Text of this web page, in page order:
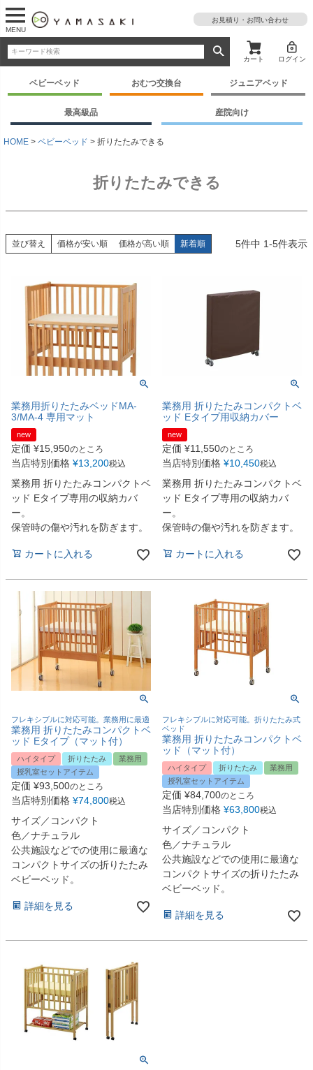
MENU
お見積り・お問い合わせ
カート ログイン
ベビーベッド おむつ交換台 ジュニアベッド
最高級品 産院向け
HOME ベビーベッド 折りたたみできる
折りたたみできる
並び替え 価格が安い順 価格が高い順 新着順 5件中 1-5件表示
業務用折りたたみベッドMA-
3/MA-4 専用マット
new
定価 ¥15,950のところ
当店特別価格 ¥13,200税込
業務用 折りたたみコンパクトベ
ッド Eタイプ専用の収納カバ
ー。
保管時の傷や汚れを防ぎます。
カートに入れる
業務用 折りたたみコンパクトベ
ッド Eタイプ用収納カバー
new
定価 ¥11,550のところ
当店特別価格 ¥10,450税込
業務用 折りたたみコンパクトベ
ッド Eタイプ専用の収納カバ
ー。
保管時の傷や汚れを防ぎます。
カートに入れる
フレキシブルに対応可能。業務用に最適
業務用 折りたたみコンパクトベ
ッド Eタイプ（マット付）
ハイタイプ 折りたたみ
業務用
授乳室セットアイテム
定価 ¥93,500のところ
当店特別価格 ¥74,800税込
サイズ／コンパクト
色／ナチュラル
公共施設などでの使用に最適な
コンパクトサイズの折りたたみ
ベビーベッド。
詳細を見る
フレキシブルに対応可能。折りたたみ式
ベッド
業務用 折りたたみコンパクトベ
ッド（マット付）
ハイタイプ 折りたたみ
業務用
授乳室セットアイテム
定価 ¥84,700のところ
当店特別価格 ¥63,800税込
サイズ／コンパクト
色／ナチュラル
公共施設などでの使用に最適な
コンパクトサイズの折りたたみ
ベビーベッド。
詳細を見る